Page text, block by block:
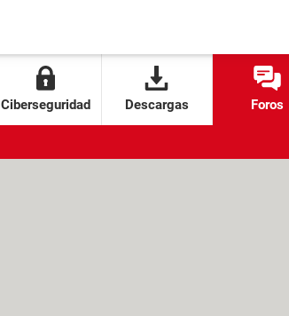
Ciberseguridad Descargas Foros